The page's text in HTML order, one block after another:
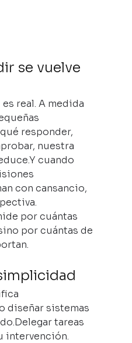
se vuelve
real. A medida
responder,
nuestra
cuando
con cansancio,
por cuántas
por cuántas de
diseñar sistemas
tareas
intervención.